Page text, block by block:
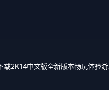
载2K14中文版全新版本畅玩体验